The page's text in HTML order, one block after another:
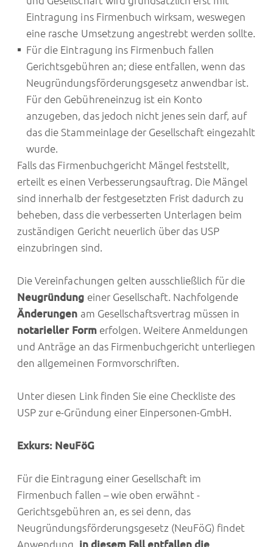
Eintragung ins Firmenbuch wirksam, weswegen
eine rasche Umsetzung angestrebt werden sollte.
Für die Eintragung ins Firmenbuch fallen
Gerichtsgebühren an; diese entfallen, wenn das
Neugründungsförderungsgesetz anwendbar ist.
Für den Gebühreneinzug ist ein Konto
anzugeben, das jedoch nicht jenes sein darf, auf
das die Stammeinlage der Gesellschaft eingezahlt
wurde.
Falls das Firmenbuchgericht Mängel feststellt,
erteilt es einen Verbesserungsauftrag. Die Mängel
sind innerhalb der festgesetzten Frist dadurch zu
beheben, dass die verbesserten Unterlagen beim
zuständigen Gericht neuerlich über das USP
einzubringen sind.
Die Vereinfachungen gelten ausschließlich für die
Neugründung einer Gesellschaft. Nachfolgende
Änderungen am Gesellschaftsvertrag müssen in
notarieller Formerfolgen. Weitere Anmeldungen
und Anträge an das Firmenbuchgericht unterliegen
den allgemeinen Formvorschriften.
Unter diesen Link finden Sie eine Checkliste des
USP zur e-Gründung einer Einpersonen-GmbH.
Exkurs: NeuFöG
Für die Eintragung einer Gesellschaft im
Firmenbuch fallen – wie oben erwähnt -
Gerichtsgebühren an, es sei denn, das
Neugründungsförderungsgesetz (NeuFöG) findet
Anwendung, in diesem Fall entfallen die